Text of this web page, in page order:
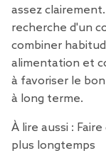
assez
recherche d'un
combiner
alimentation et
à favoriser le
à long terme.
À lire aussi :
plus longtemps